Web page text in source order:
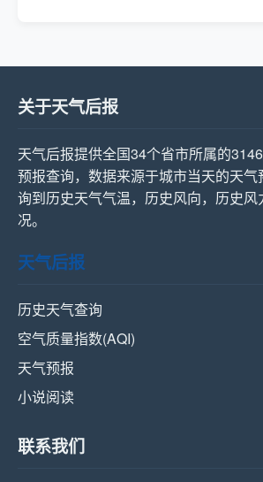
关于天气后报
天气后报提供全国34个省市所属的
预报查询，数据来源于城市当天的天
询到历史天气气温，历史风向，历史
况。
天气后报
历史天气查询
空气质量指数(AQI)
天气预报
小说阅读
联系我们